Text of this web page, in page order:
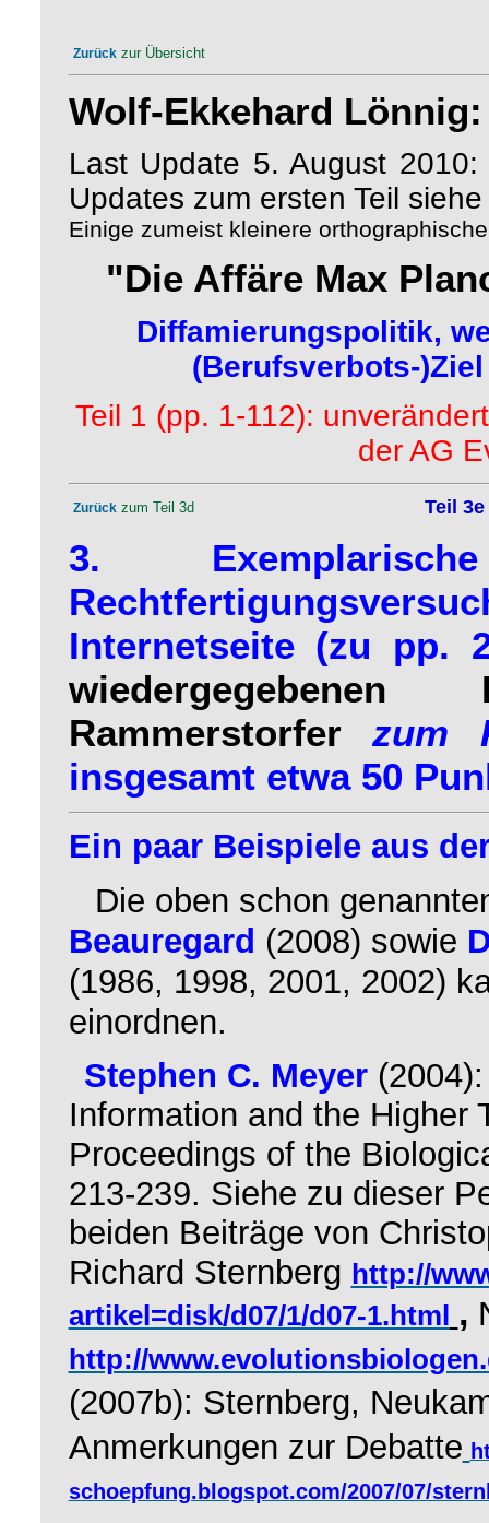
Zurückzur Übersicht
Wolf-Ekkehard Lönnig:
Last Update 5. August
Updates zum ersten Teil
Einige zumeist kleinere
"Die Affäre Max
Diffamierungspolitik,
(Berufsverbots-
Teil 1 (pp. 1-112):
der AG
Zurückzum Teil 3d Teil 3e
3.
Internetseite (zu pp.
Rammerstorfer zum
insgesamt etwa 50
Ein paar Beispiele aus
Die oben schon
Beauregard (2008) sowie
(1986, 1998, 2001, 2002)
einordnen.
Stephen C. Meyer
Information and the Higher
Proceedings of the
213-239. Siehe zu dieser
beiden Beiträge von
Richard Sternberg http://
artikel=disk/d07/1/d07-1.html
,
http://
(2007b): Sternberg,
Anmerkungen zur Debatte
schoepfung.blogspot.com/2007/07/